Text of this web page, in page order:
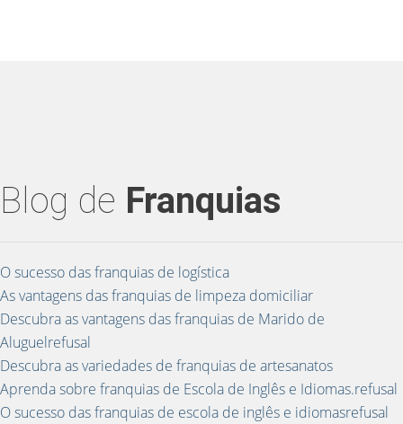
Blog de Franquias
O sucesso das franquias de logística
As vantagens das franquias de limpeza domiciliar
Descubra as vantagens das franquias de Marido de
Aluguelrefusal
Descubra as variedades de franquias de artesanatos
Aprenda sobre franquias de Escola de Inglês e Idiomas.refusal
O sucesso das franquias de escola de inglês e idiomasrefusal